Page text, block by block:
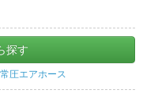
探す
圧エアホース